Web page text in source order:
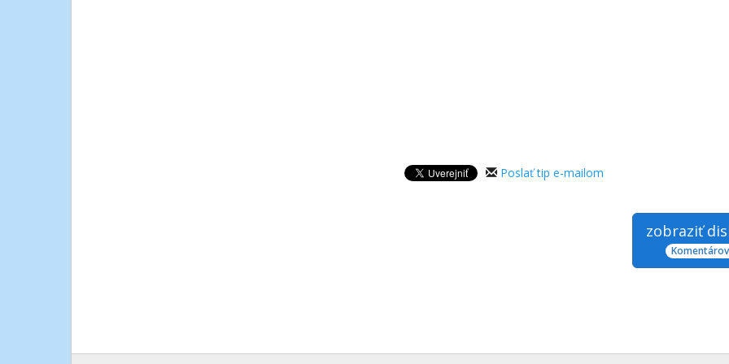
Poslať tip e-mailom
zobraziť